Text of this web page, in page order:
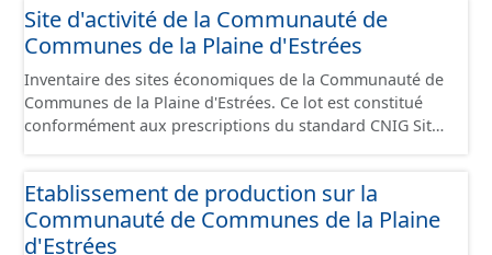
Site d'activité de la Communauté de
Communes de la Plaine d'Estrées
Inventaire des sites économiques de la Communauté de
Communes de la Plaine d'Estrées. Ce lot est constitué
conformément aux prescriptions du standard CNIG Sites
Etablissement de production sur la
Communauté de Communes de la Plaine
d'Estrées